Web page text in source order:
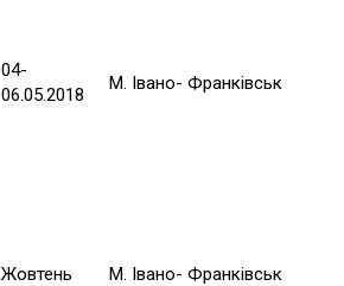
04-
06.05.2018
М. Івано- Франківськ
Жовтень М. Івано- Франківськ